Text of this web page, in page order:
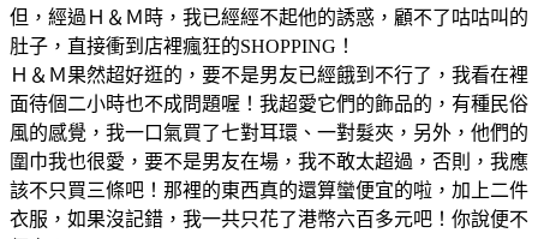
但，經過Ｈ＆Ｍ時，我已經經不起他的誘惑，顧不了咕咕叫的
肚子，直接衝到店裡瘋狂的SHOPPING！
Ｈ＆Ｍ果然超好逛的，要不是男友已經餓到不行了，我看在裡
面待個二小時也不成問題喔！我超愛它們的飾品的，有種民俗
風的感覺，我一口氣買了七對耳環、一對髮夾，另外，他們的
圍巾我也很愛，要不是男友在場，我不敢太超過，否則，我應
該不只買三條吧！那裡的東西真的還算蠻便宜的啦，加上二件
衣服，如果沒記錯，我一共只花了港幣六百多元吧！你說便不